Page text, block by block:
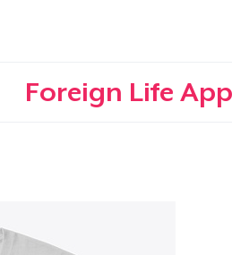
Foreign Life